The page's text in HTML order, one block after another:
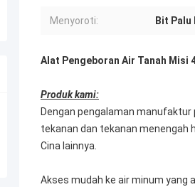
Menyoroti: Bit Palu
Alat Pengeboran Air Tanah Misi
Produk kami:
Dengan pengalaman
tekanan dan tekanan menengah
Cina lainnya.
Akses mudah ke air minum yang